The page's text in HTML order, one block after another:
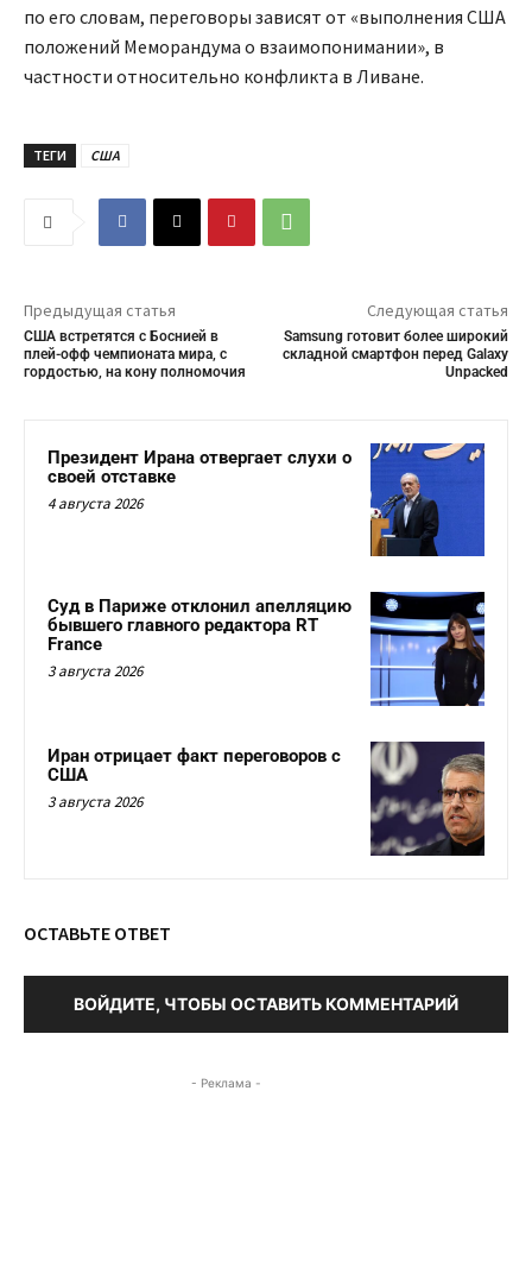
по его словам, переговоры зависят от «выполнения США
положений Меморандума о взаимопонимании», в
частности относительно конфликта в Ливане.
ТЕГИ США
Предыдущая статья
США встретятся с Боснией в
плей-офф чемпионата мира, с
гордостью, на кону полномочия
Следующая статья
Samsung готовит более широкий
складной смартфон перед Galaxy
Unpacked
Президент Ирана отвергает слухи о
своей отставке
4 августа 2026
Суд в Париже отклонил апелляцию
бывшего главного редактора RT
France
3 августа 2026
Иран отрицает факт переговоров с
США
3 августа 2026
ОСТАВЬТЕ ОТВЕТ
ВОЙДИТЕ, ЧТОБЫ ОСТАВИТЬ КОММЕНТАРИЙ
- Реклама -